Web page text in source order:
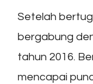
Setelah
bergabung
tahun 2016.
mencapai